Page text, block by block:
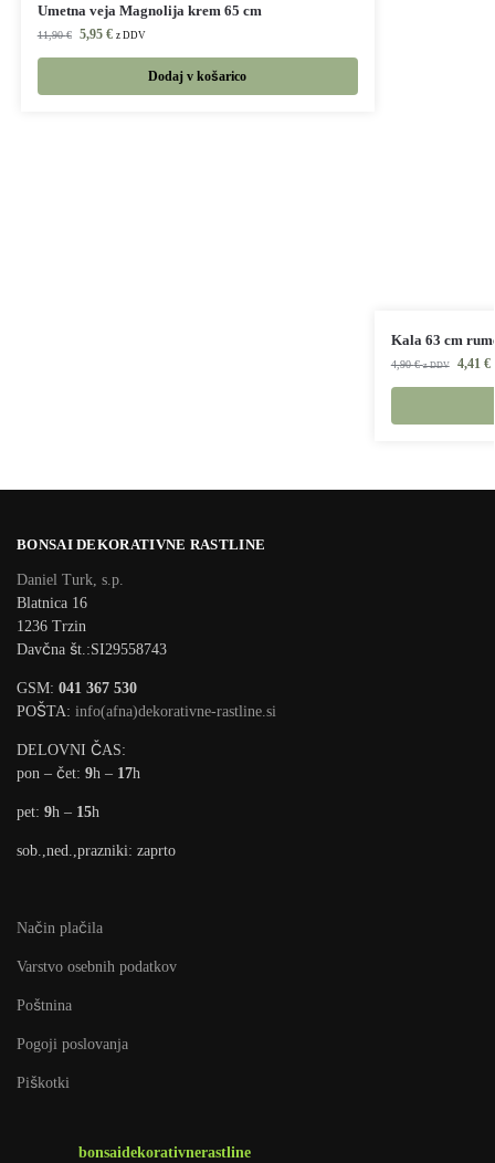
Umetna veja Magnolija krem 65 cm
11,90€ 5,95 € z DDV
Dodaj v košarico
Kala 63 cm
4,90€ z DDV 4,41 €
BONSAI DEKORATIVNE RASTLINE
Daniel Turk, s.p.
Blatnica 16
1236 Trzin
Davčna št.:SI29558743
GSM: 041 367 530
POŠTA: info(afna)dekorativne-rastline.si
DELOVNI ČAS:
pon – čet: 9h – 17h
pet: 9h – 15h
sob.,ned.,prazniki: zaprto
Način plačila
Varstvo osebnih podatkov
Poštnina
Pogoji poslovanja
Piškotki
bonsaidekorativnerastline